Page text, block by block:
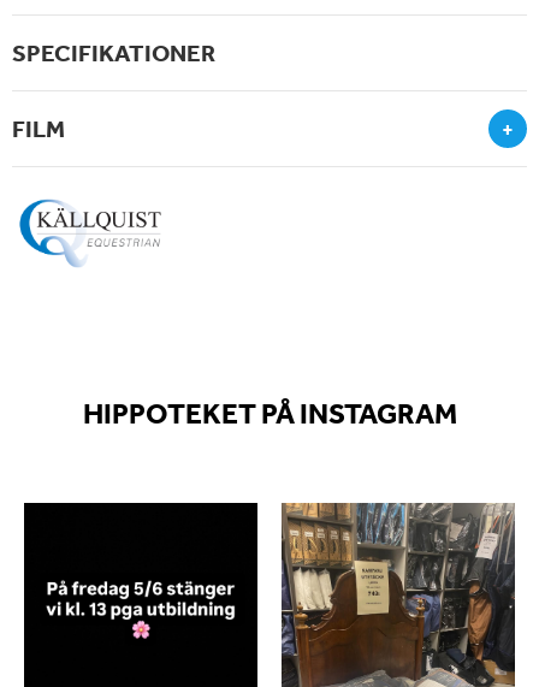
SPECIFIKATIONER
FILM +
HIPPOTEKET PÅ INSTAGRAM